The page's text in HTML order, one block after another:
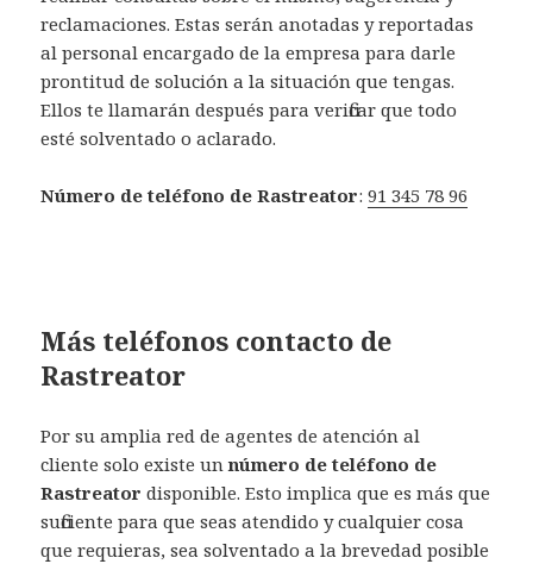
reclamaciones. Estas serán anotadas y reportadas
al personal encargado de la empresa para darle
prontitud de solución a la situación que tengas.
Ellos te llamarán después para verificar que todo
esté solventado o aclarado.
Número de teléfono de Rastreator:91 345 78 96
Más teléfonos contacto de
Rastreator
Por su amplia red de agentes de atención al
cliente solo existe unnúmero de teléfono de
Rastreator disponible. Esto implica que es más que
suficiente para que seas atendido y cualquier cosa
que requieras, sea solventado a la brevedad posible